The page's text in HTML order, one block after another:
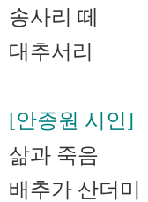
송사리 떼
대추서리
[안종원 시인]
삶과 죽음
배추가 산더미